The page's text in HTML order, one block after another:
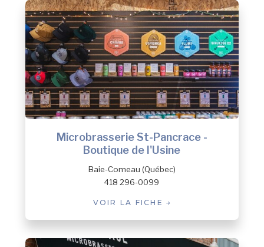
Microbrasserie St-Pancrace -
Boutique de l'Usine
Baie-Comeau (Québec)
418 296-0099
VOIR LA FICHE